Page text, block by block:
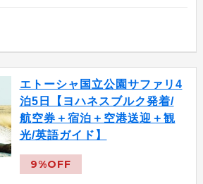
エトーシャ国立公園サファリ4
泊5日【ヨハネスブルク発着/
航空券＋宿泊＋空港送迎＋観
光/英語ガイド】
9%OFF